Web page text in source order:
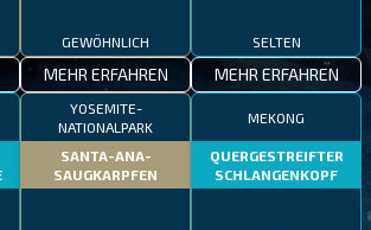
GEWÖHNLICH
MEHR ERFAHREN
SELTEN
MEHR ERFAHREN
YOSEMITE-
NATIONALPARK
SANTA-ANA-
SAUGKARPFEN
MEKONG
QUERGESTREIFTER
SCHLANGENKOPF